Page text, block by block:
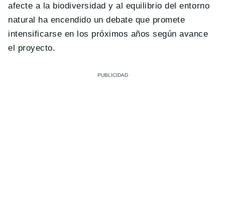
afecte a la biodiversidad y al equilibrio del entorno
natural ha encendido un debate que promete
intensificarse en los próximos años según avance
el proyecto.